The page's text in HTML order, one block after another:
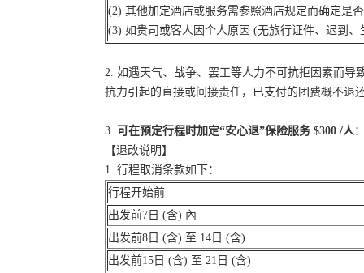
(2) 其他加定酒店或服务需参照酒店规定而确定是
(3) 如贵司或客人因个人原因 (无旅行证件、迟到
2. 如遇天气、战争、罢工等人力不可抗拒因素而
抗力引起的直接或间接责任，已支付的团费概不退
3. 可在预定行程时加定“安心退”保险服务 $300 /人
【退改说明】
1. 行程取消条款如下：
行程开始前
出发前7日 (含) 內
出发前8日 (含) 至 14日 (含)
出发前15日 (含) 至 21日 (含)